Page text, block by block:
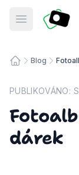
Otevřít menu
Blog
PUBLIKOVÁNO:
dárek